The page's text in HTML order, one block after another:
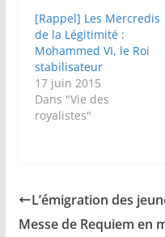
[Rappel] Les Mercredis
de la Légitimité :
Mohammed VI, le Roi
stabilisateur
17 juin 2015
Dans "Vie des
royalistes"
L’émigration des
Messe de Requiem en